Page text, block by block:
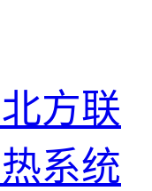
方联
系统